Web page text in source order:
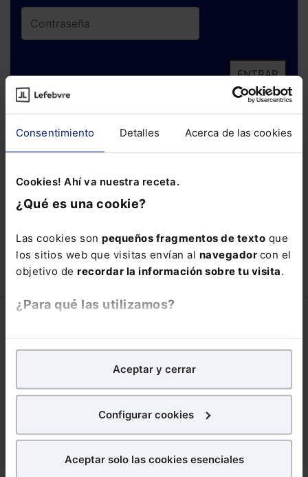
Consentimiento Detalles Acerca de las cookies
Cookies! Ahí va nuestra receta.
¿Qué es una cookie?
Las cookies son pequeños fragmentos de texto que
los sitios web que visitas envían al navegador con el
objetivo de recordar la información sobre tu visita.
¿Para qué las utilizamos?
analíticospara tratar demejorar tu experienciaen
nuestra página web. También con fines publicitarios,
para poder mostrarte publicidad y contenidos de tu
¿Qué puedes hacer?
Aceptar y cerrar
Configurar cookies
Aceptar solo las cookies esenciales
ENTRAR
¿Has olvidado tu contraseña?
Si todavía no te has suscrito, no pierdas
está oportunidad y adquiere tu acceso
con un25% de descuento
COMPRAR
Lefebvre
Trabaja con nosotros
Productos